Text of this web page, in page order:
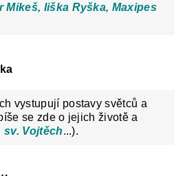
Mikeš, liška Ryška, Maxipes
vystupují postavy světců a
se zde o jejich životě a
sv. Vojtěch...).